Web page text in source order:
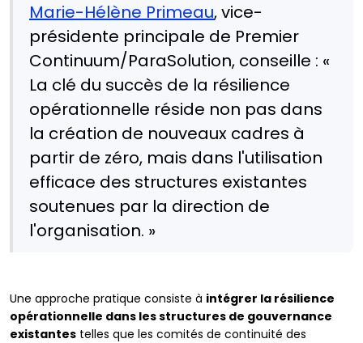
Marie-Hélène Primeau, vice-
présidente principale de Premier
Continuum/ParaSolution, conseille : «
La clé du succès de la résilience
opérationnelle réside non pas dans
la création de nouveaux cadres à
partir de zéro, mais dans l'utilisation
efficace des structures existantes
soutenues par la direction de
l'organisation. »
Une approche pratique consiste à intégrer la résilience
opérationnelle dans les structures de gouvernance
existantes telles que les comités de continuité des